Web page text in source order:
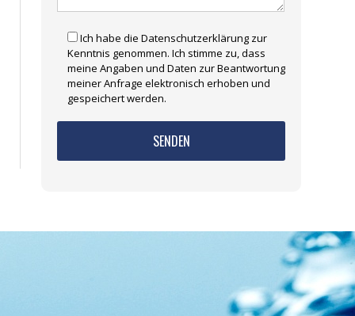
Ich habe die Datenschutzerklärung zur
Kenntnis genommen. Ich stimme zu, dass
meine Angaben und Daten zur Beantwortung
meiner Anfrage elektronisch erhoben und
gespeichert werden.